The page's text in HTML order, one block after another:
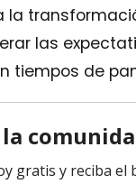
la
las
tiempos de